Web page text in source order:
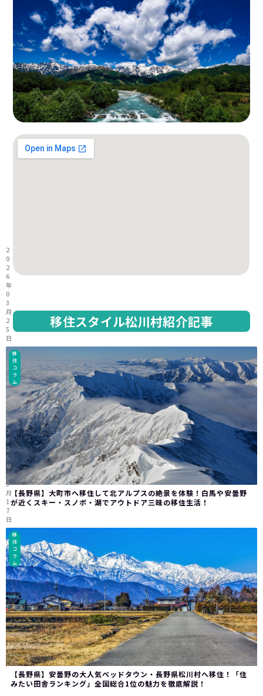
移住スタイル松川村紹介記事
移
住
コ
ラ
ム
【長野県】大町市へ移住して北アルプスの絶景を体験！白馬や安曇野
が近くスキー・スノボ・湖でアウトドア三昧の移住生活！
2
0
2
6
年
0
3
月
2
5
日
移
住
コ
ラ
ム
【長野県】安曇野の大人気ベッドタウン・長野県松川村へ移住！「住
みたい田舎ランキング」全国総合1位の魅力を徹底解説！
2
0
2
5
年
0
3
月
1
7
日